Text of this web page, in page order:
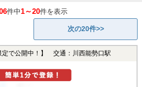
件中1～20件を表示
次の20件>>
定で公開中！】 交通：川西能勢口駅